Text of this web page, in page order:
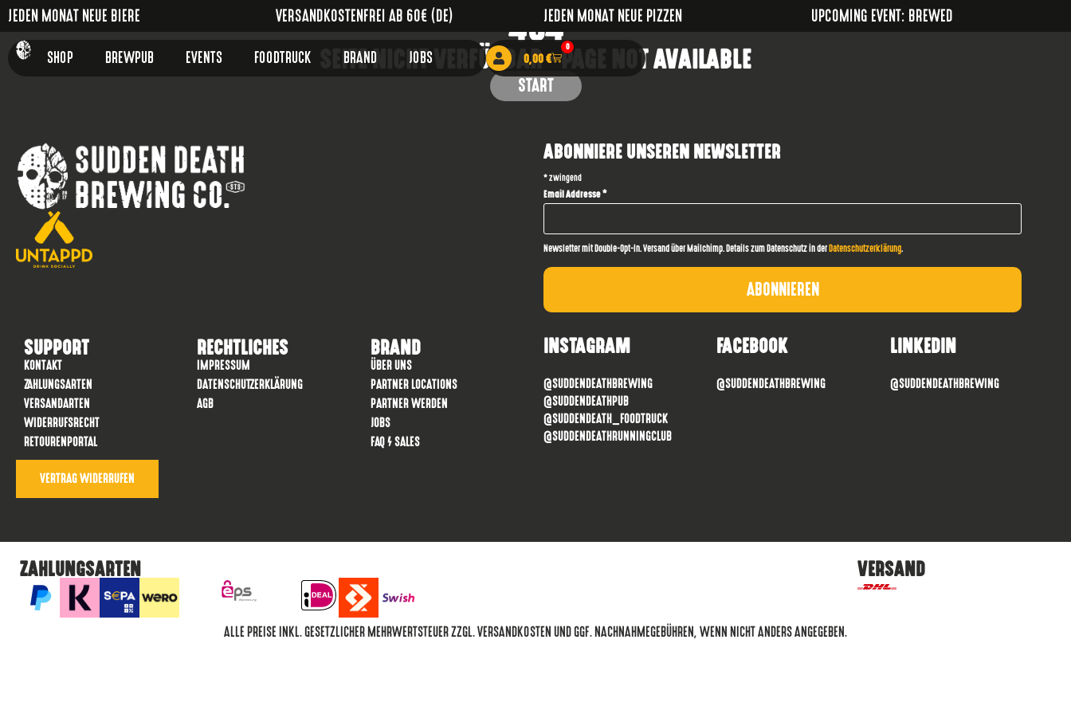
JEDEN MONAT NEUE BIERE VERSANDKOSTENFREI AB 60€ (DE) JEDEN MONAT NEUE PIZZEN UPCOMING EVENT: BREWED
SHOP BREWPUB EVENTS FOODTRUCK BRAND JOBS 0,00€
0
404
SEITE NICHT VERFÜGBAR - PAGE NOT AVAILABLE
START
ABONNIERE UNSEREN NEWSLETTER
*zwingend
Email Addresse*
Newsletter mit Double-Opt-In. Versand über Mailchimp. Details zum Datenschutz in der Datenschutzerklärung.
SUPPORT
KONTAKT
ZAHLUNGSARTEN
VERSANDARTEN
WIDERRUFSRECHT
RETOURENPORTAL
RECHTLICHES
IMPRESSUM
DATENSCHUTZERKLÄRUNG
AGB
BRAND
ÜBER UNS
PARTNER LOCATIONS
PARTNER WERDEN
JOBS
FAQ / SALES
INSTAGRAM
@SUDDENDEATHBREWING
@SUDDENDEATHPUB
@SUDDENDEATH_FOODTRUCK
@SUDDENDEATHRUNNINGCLUB
FACEBOOK
@SUDDENDEATHBREWING
LINKEDIN
@SUDDENDEATHBREWING
VERTRAG WIDERRUFEN
ZAHLUNGSARTEN VERSAND
ALLE PREISE INKL. GESETZLICHER MEHRWERTSTEUER ZZGL. VERSANDKOSTEN UND GGF. NACHNAHMEGEBÜHREN, WENN NICHT ANDERS ANGEGEBEN.